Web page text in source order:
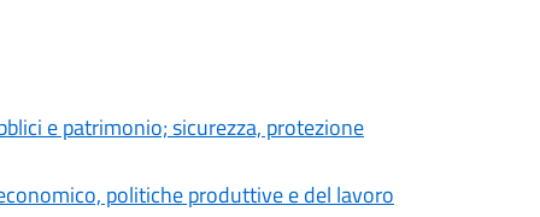
e patrimonio; sicurezza, protezione
politiche produttive e del lavoro